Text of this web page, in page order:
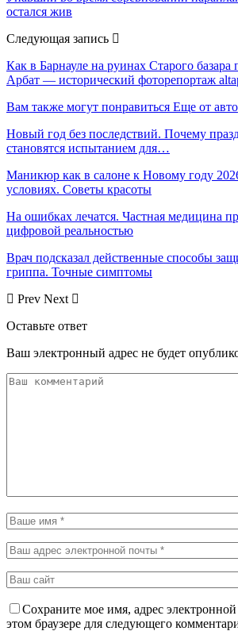
остался жив
Следующая запись
Как в Барнауле на руинах Старого базара
Арбат — исторический фоторепортаж
Вам также могут понравиться Еще от
Новый год без последствий. Почему
становятся испытанием для…
Маникюр как в салоне к Новому году
условиях. Советы красоты
На ошибках лечатся. Частная медицина
цифровой реальностью
Врач подсказал действенные способы
гриппа. Точные симптомы
Prev Next
Оставьте ответ
Ваш электронный адрес не будет
Сохраните мое имя, адрес
этом браузере для следующего